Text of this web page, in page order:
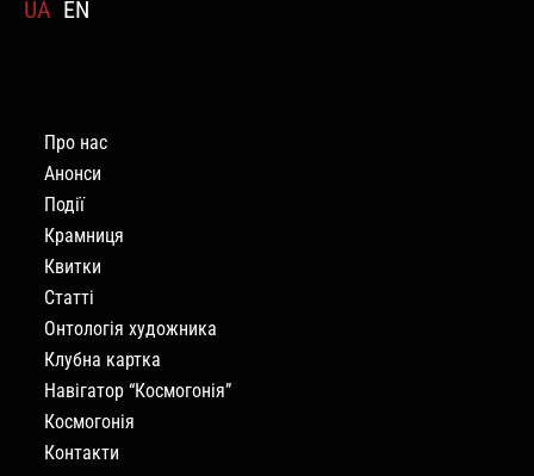
UA EN
Про нас
Анонси
Події
Крамниця
Квитки
Статті
Онтологія художника
Клубна картка
Навігатор “Космогонія”
Космогонія
Контакти